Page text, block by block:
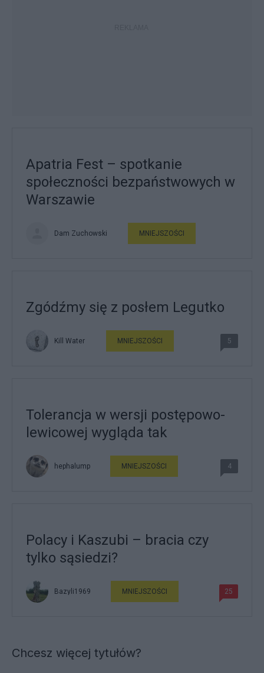
Apatria Fest – spotkanie
społeczności bezpaństwowych w
Warszawie
Dam Zuchowski MNIEJSZOŚCI
Zgódźmy się z posłem Legutko
Kill Water MNIEJSZOŚCI 5
Tolerancja w wersji postępowo-
lewicowej wygląda tak
hephalump MNIEJSZOŚCI 4
Polacy i Kaszubi – bracia czy
tylko sąsiedzi?
Bazyli1969 MNIEJSZOŚCI 25
Chcesz więcej tytułów?